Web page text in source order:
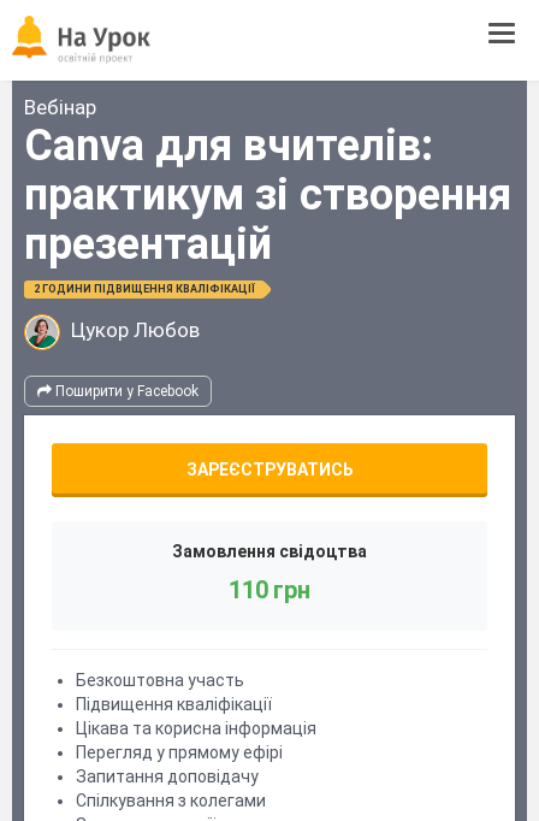
Вебінар
Canva для вчителів:
практикум зі створення
презентацій
2 ГОДИНИ ПІДВИЩЕННЯ КВАЛІФІКАЦІЇ
Цукор Любов
Поширити у Facebook
ЗАРЕЄСТРУВАТИСЬ
Замовлення свідоцтва
110 грн
Безкоштовна участь
Підвищення кваліфікації
Цікава та корисна інформація
Перегляд у прямому ефірі
Запитання доповідачу
Спілкування з колегами